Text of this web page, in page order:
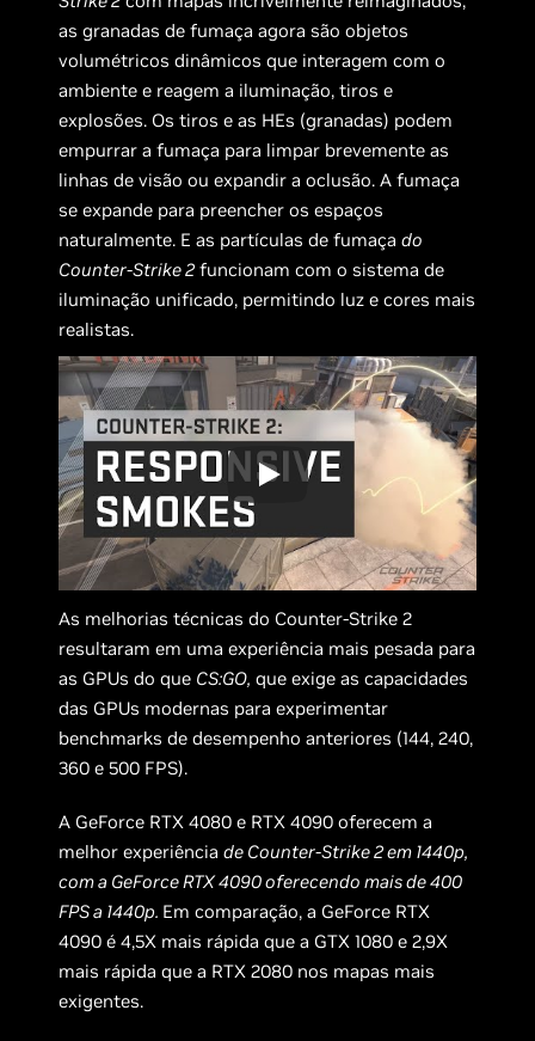
as granadas de fumaça agora são objetos
volumétricos dinâmicos que interagem com o
ambiente e reagem a iluminação, tiros e
explosões. Os tiros e as HEs (granadas) podem
empurrar a fumaça para limpar brevemente as
linhas de visão ou expandir a oclusão. A fumaça
se expande para preencher os espaços
naturalmente. E as partículas de fumaçado
Counter-Strike 2 funcionam com o sistema de
iluminação unificado, permitindo luz e cores mais
realistas.
As melhorias técnicas do Counter-Strike 2
resultaram em uma experiência mais pesada para
as GPUs do que CS:GO, que exige as capacidades
das GPUs modernas para experimentar
benchmarks de desempenho anteriores (144, 240,
360 e 500 FPS).
A GeForce RTX 4080 e RTX 4090 oferecem a
melhor experiênciade Counter-Strike 2 em 1440p,
com a GeForce RTX 4090 oferecendo mais de 400
FPS a 1440p. Em comparação, a GeForce RTX
4090 é 4,5X mais rápida que a GTX 1080 e 2,9X
mais rápida que a RTX 2080 nos mapas mais
exigentes.